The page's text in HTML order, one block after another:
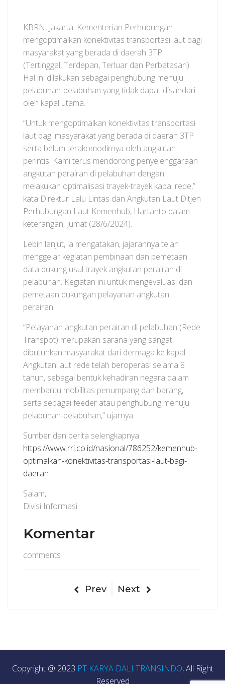
KBRN, Jakarta: Kementerian Perhubungan
mengoptimalkan konektivitas transportasi laut bagi
masyarakat yang berada di daerah 3TP
(Tertinggal, Terdepan, Terluar dan Perbatasan).
Hal ini dilakukan sebagai penghubung menuju
pelabuhan-pelabuhan yang tidak dapat disandari
oleh kapal utama.
“Untuk mengoptimalkan konektivitas transportasi
laut bagi masyarakat yang berada di daerah 3TP
serta belum terakomodirnya oleh angkutan
perintis. Kami terus mendorong penyelenggaraan
angkutan perairan di pelabuhan dengan
melakukan optimalisasi trayek-trayek kapal rede,”
kata Direktur Lalu Lintas dan Angkutan Laut Ditjen
Perhubungan Laut Kemenhub, Hartanto dalam
keterangan, Jumat (28/6/2024).
Lebih lanjut, ia mengatakan, jajarannya telah
menggelar kegiatan pembinaan dan pemetaan
data dukung usul trayek angkutan perairan di
pelabuhan. Kegiatan ini untuk mengevaluasi dan
pemetaan dukungan pelayanan angkutan
perairan.
“Pelayanan angkutan perairan di pelabuhan (Rede
Transpot) merupakan sarana yang sangat
dibutuhkan masyarakat dari dermaga ke kapal.
Angkutan laut rede telah beroperasi selama 8
tahun, sebagai bentuk kehadiran negara dalam
membantu mobilitas penumpang dan barang,
serta sebagai feeder atau penghubung menuju
pelabuhan-pelabuhan,” ujarnya.
Sumber dan berita selengkapnya:
https://www.rri.co.id/nasional/786252/kemenhub-
optimalkan-konektivitas-transportasi-laut-bagi-
daerah
Salam,
Divisi Informasi
Komentar
comments
Prev Next
Copyright @ 2023 PT KARYA DALI TRANSINDO, All Right
Reserved